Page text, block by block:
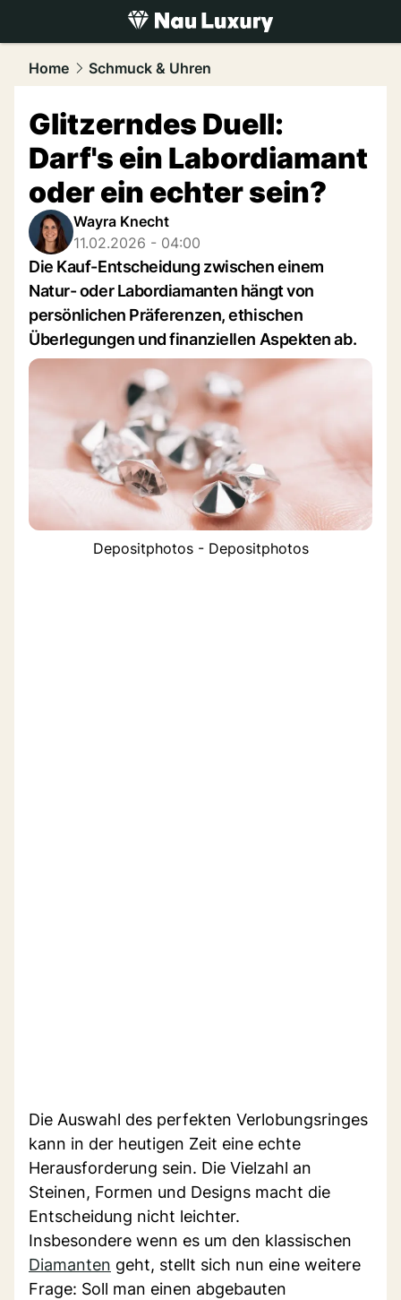
luxury.NAU.ch
Home Schmuck & Uhren
Glitzerndes Duell:
Darf's ein Labordiamant
oder ein echter sein?
Wayra Knecht
11.02.2026 - 04:00
Die Kauf-Entscheidung zwischen einem
Natur- oder Labordiamanten hängt von
persönlichen Präferenzen, ethischen
Überlegungen und finanziellen Aspekten ab.
Depositphotos - Depositphotos
Die Auswahl des perfekten Verlobungsringes
kann in der heutigen Zeit eine echte
Herausforderung sein. Die Vielzahl an
Steinen, Formen und Designs macht die
Entscheidung nicht leichter.
Insbesondere wenn es um den klassischen
Diamanten geht, stellt sich nun eine weitere
Frage: Soll man einen abgebauten